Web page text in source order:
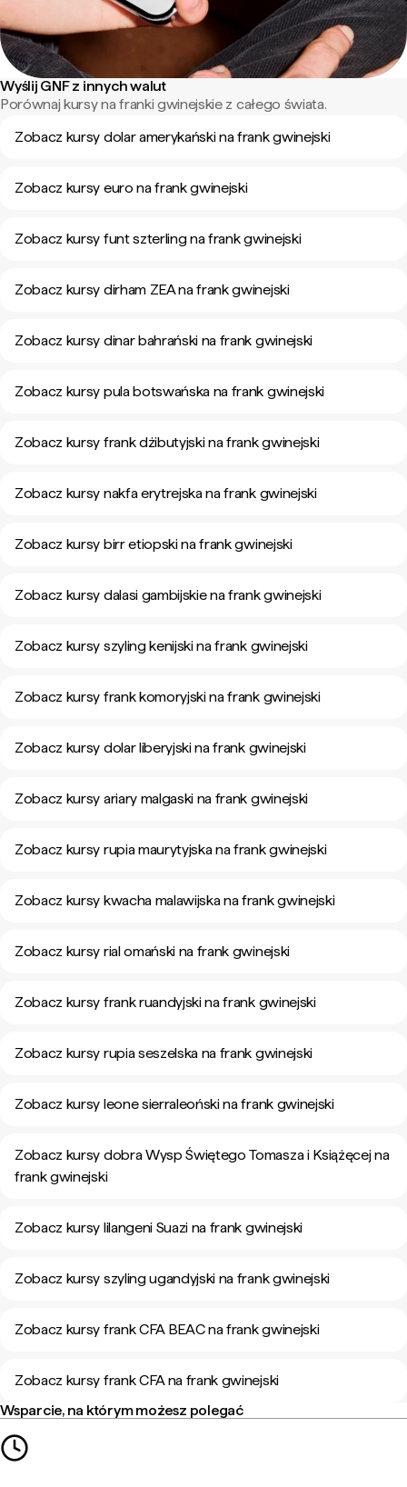
Wyślij GNF z innych walut
Porównaj kursy na franki gwinejskie z całego świata.
Zobacz kursy dolar amerykański na frank gwinejski
Zobacz kursy euro na frank gwinejski
Zobacz kursy funt szterling na frank gwinejski
Zobacz kursy dirham ZEA na frank gwinejski
Zobacz kursy dinar bahrański na frank gwinejski
Zobacz kursy pula botswańska na frank gwinejski
Zobacz kursy frank dżibutyjski na frank gwinejski
Zobacz kursy nakfa erytrejska na frank gwinejski
Zobacz kursy birr etiopski na frank gwinejski
Zobacz kursy dalasi gambijskie na frank gwinejski
Zobacz kursy szyling kenijski na frank gwinejski
Zobacz kursy frank komoryjski na frank gwinejski
Zobacz kursy dolar liberyjski na frank gwinejski
Zobacz kursy ariary malgaski na frank gwinejski
Zobacz kursy rupia maurytyjska na frank gwinejski
Zobacz kursy kwacha malawijska na frank gwinejski
Zobacz kursy rial omański na frank gwinejski
Zobacz kursy frank ruandyjski na frank gwinejski
Zobacz kursy rupia seszelska na frank gwinejski
Zobacz kursy leone sierraleoński na frank gwinejski
Zobacz kursy dobra Wysp Świętego Tomasza i Książęcej na
frank gwinejski
Zobacz kursy lilangeni Suazi na frank gwinejski
Zobacz kursy szyling ugandyjski na frank gwinejski
Zobacz kursy frank CFA BEAC na frank gwinejski
Zobacz kursy frank CFA na frank gwinejski
Wsparcie, na którym możesz polegać